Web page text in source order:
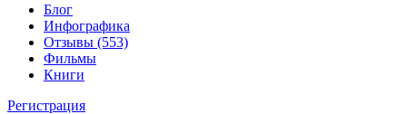
Блог
Инфографика
Отзывы (553)
Фильмы
Книги
Регистрация